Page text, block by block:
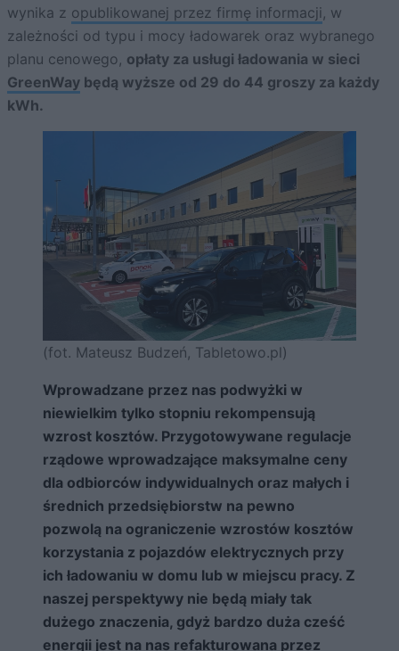
wynika z opublikowanej przez firmę informacji, w
zależności od typu i mocy ładowarek oraz wybranego
planu cenowego, opłaty za usługi ładowania w sieci
GreenWay będą wyższe od 29 do 44 groszy za każdy
kWh.
(fot. Mateusz Budzeń, Tabletowo.pl)
Wprowadzane przez nas podwyżki w
niewielkim tylko stopniu rekompensują
wzrost kosztów. Przygotowywane regulacje
rządowe wprowadzające maksymalne ceny
dla odbiorców indywidualnych oraz małych i
średnich przedsiębiorstw na pewno
pozwolą na ograniczenie wzrostów kosztów
korzystania z pojazdów elektrycznych przy
ich ładowaniu w domu lub w miejscu pracy. Z
naszej perspektywy nie będą miały tak
dużego znaczenia, gdyż bardzo duża cześć
energii jest na nas refakturowana przez